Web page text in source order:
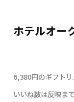
ホテルオー
6,380円のギフト
いいね数は反映ま